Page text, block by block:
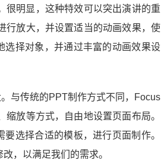
很明显，这种特效可以突出演讲的重
行放大，并设置适当的动画效果，使
选择对象，并通过丰富的动画效果设
与传统的PPT制作方式不同，Focus
放等方式，自由地设置页面布局。
选择合适的模板，进行页面制作。
，以满足我们的需求。